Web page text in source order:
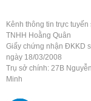
Kênh thông tin trực
TNHH Hoằng Quân
Giấy chứng nhận ĐKKD
ngày 18/03/2008
Trụ sở chính: 27B
Minh